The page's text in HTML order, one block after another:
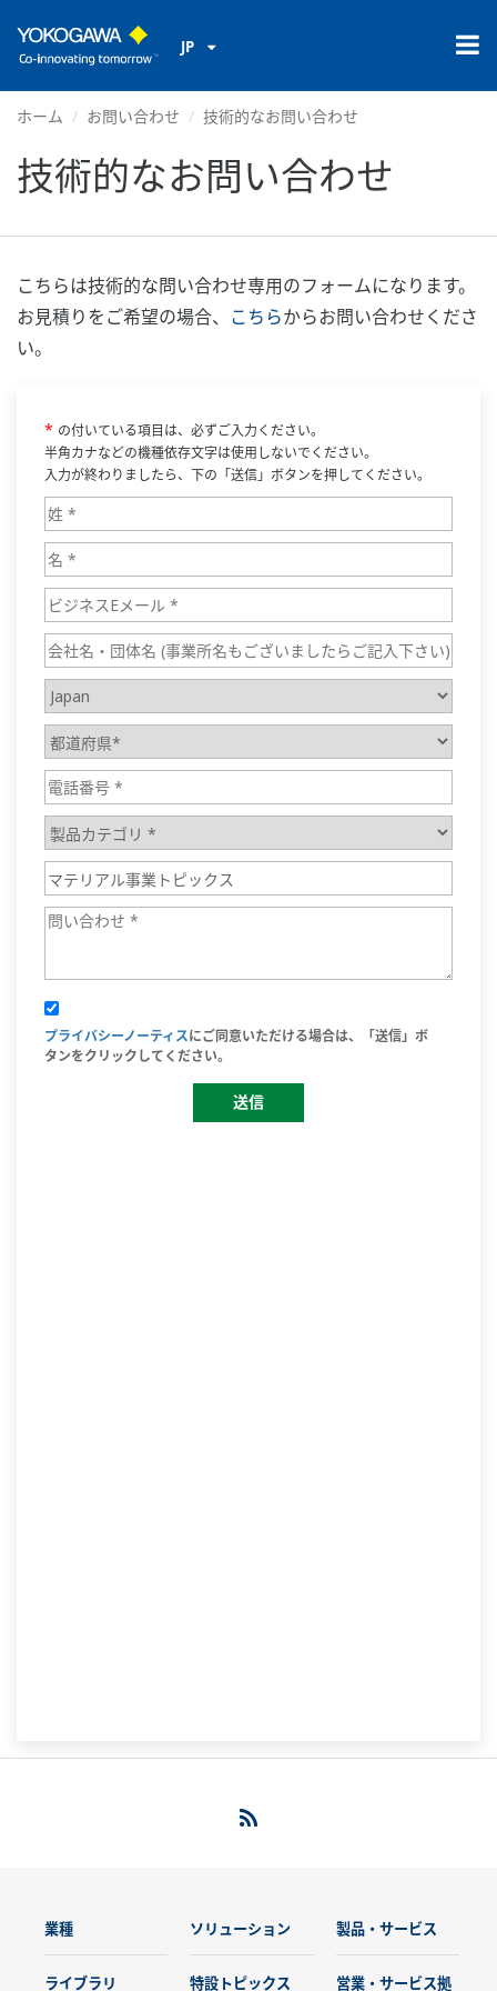
JP
ホーム お問い合わせ 技術的なお問い合わせ
技術的なお問い合わせ
こちらは技術的な問い合わせ専用のフォームになります。
お見積りをご希望の場合、 こちらからお問い合わせくださ
い。
業種 ソリューション 製品・サービス
ライブラリ 特設トピックス 営業・サービス拠